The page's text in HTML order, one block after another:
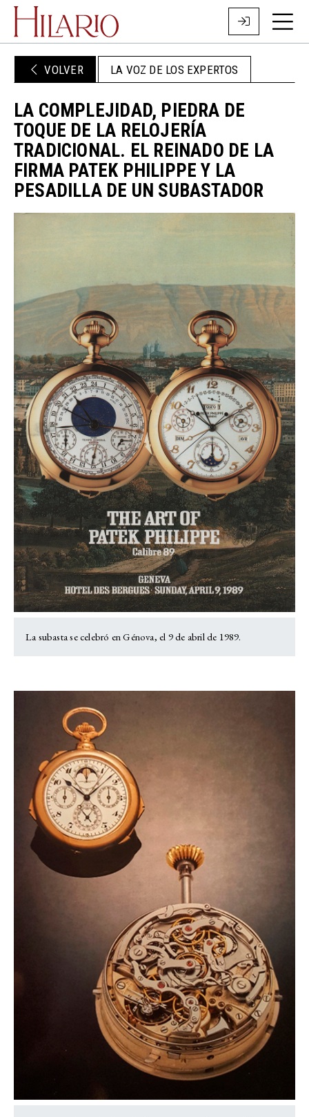
VOLVER LA VOZ DE LOS EXPERTOS
LA COMPLEJIDAD, PIEDRA DE
TOQUE DE LA RELOJERÍA
TRADICIONAL. EL REINADO DE LA
FIRMA PATEK PHILIPPE Y LA
PESADILLA DE UN SUBASTADOR
La subasta se celebró en Génova, el 9 de abril de 1989.